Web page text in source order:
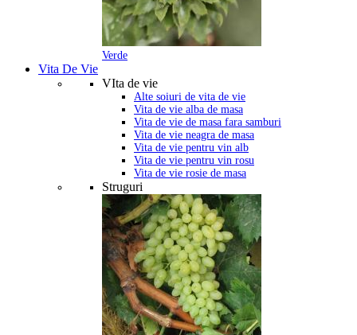
Verde
Vita De Vie
VIta de vie
Alte soiuri de vita de vie
Vita de vie alba de masa
Vita de vie de masa fara samburi
Vita de vie neagra de masa
Vita de vie pentru vin alb
Vita de vie pentru vin rosu
Vita de vie rosie de masa
Struguri